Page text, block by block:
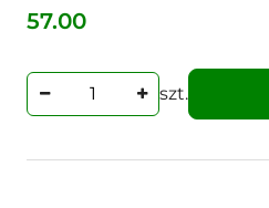
Cena:
57.00
szt.